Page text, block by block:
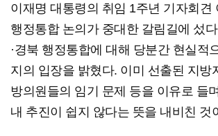
이재명 대통령의 취임 1주년 기자회견
행정통합 논의가 중대한 갈림길에 섰
·경북 행정통합에 대해 당분간 현실적
지의 입장을 밝혔다. 이미 선출된 지방
방의원들의 임기 문제 등을 이유로 들
내 추진이 쉽지 않다는 뜻을 내비친 것